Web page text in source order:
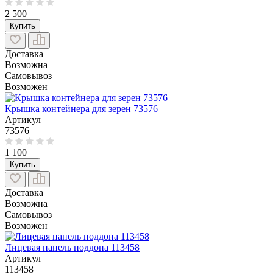
2 500
Купить
Доставка
Возможна
Самовывоз
Возможен
Крышка контейнера для зерен 73576
Артикул
73576
1 100
Купить
Доставка
Возможна
Самовывоз
Возможен
Лицевая панель поддона 113458
Артикул
113458